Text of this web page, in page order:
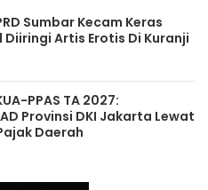
Sumbar Kecam Keras
Diiringi Artis Erotis Di Kuranji
PPAS TA 2027:
Provinsi DKI Jakarta Lewat
Daerah